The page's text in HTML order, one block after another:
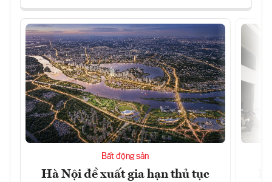
Bất động sản
Hà Nội đề xuất gia hạn thủ tục